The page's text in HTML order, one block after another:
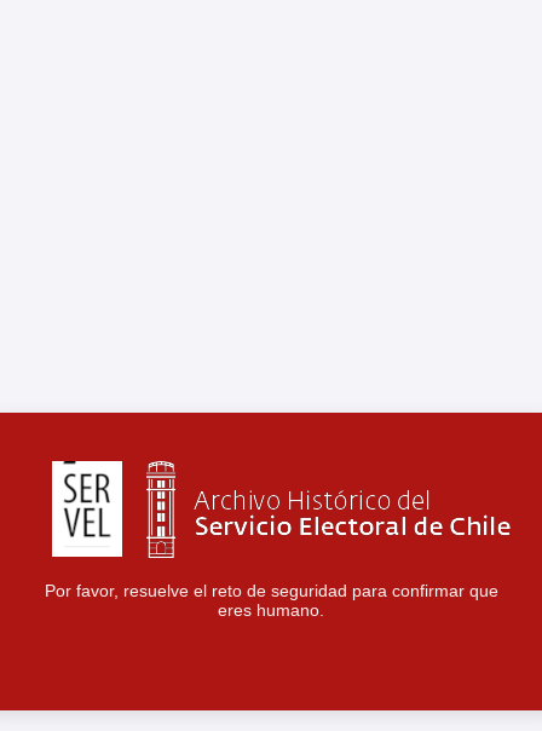
Por favor, resuelve el reto de seguridad para confirmar que
eres humano.